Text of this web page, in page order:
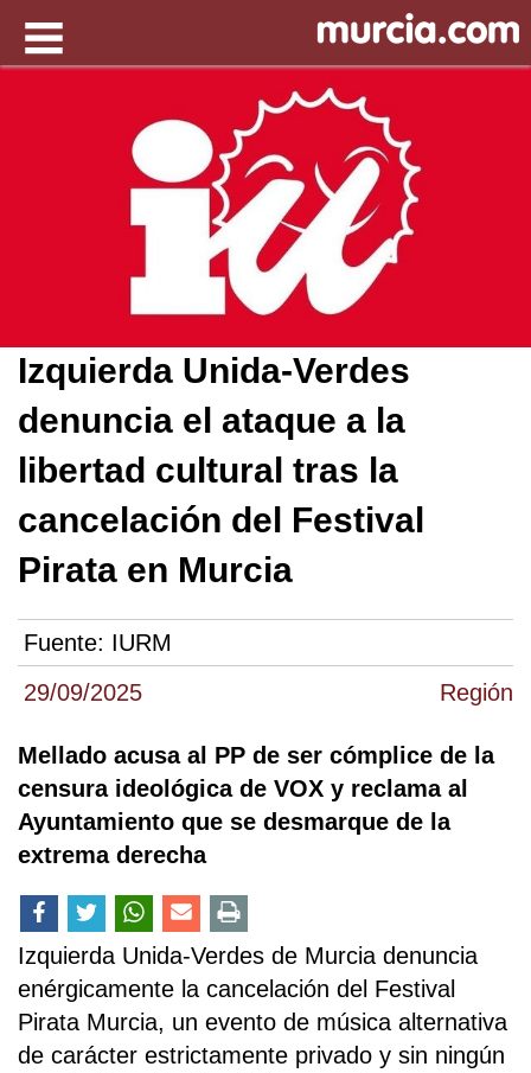
29/09/2025 Región
Izquierda Unida-Verdes
denuncia el ataque a la
libertad cultural tras la
cancelación del Festival
Pirata en Murcia
Fuente: IURM
Mellado acusa al PP de ser cómplice de la
censura ideológica de VOX y reclama al
Ayuntamiento que se desmarque de la
extrema derecha
Izquierda Unida-Verdes de Murcia denuncia
enérgicamente la cancelación del Festival
Pirata Murcia, un evento de música alternativa
de carácter estrictamente privado y sin ningún